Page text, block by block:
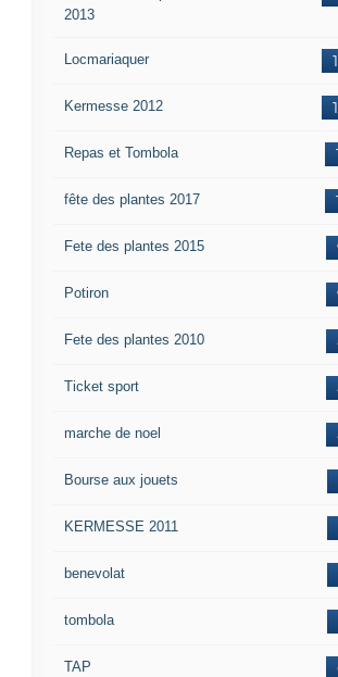
2013
Locmariaquer
Kermesse 2012
Repas et Tombola
fête des plantes 2017
Fete des plantes 2015
Potiron
Fete des plantes 2010
Ticket sport
marche de noel
Bourse aux jouets
KERMESSE 2011
benevolat
tombola
TAP